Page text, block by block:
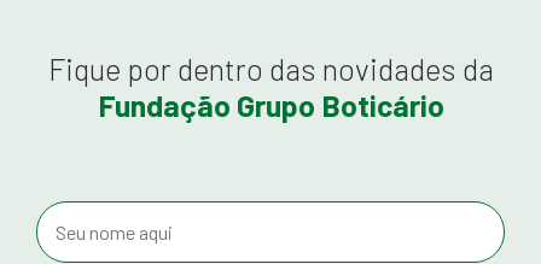
Fique por dentro das novidades da
Fundação Grupo Boticário